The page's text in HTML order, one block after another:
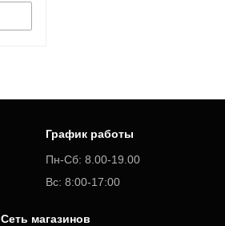
График работы
Пн-Сб: 8.00-19.00
Вс: 8:00-17:00
Cеть магазинов